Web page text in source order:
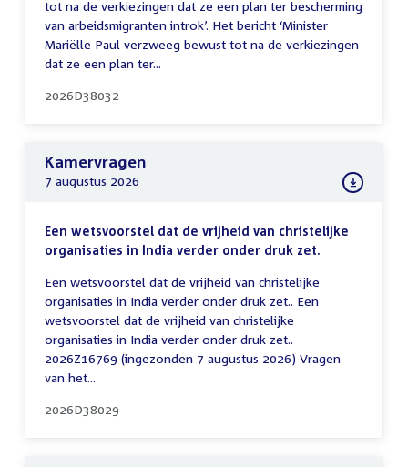
tot na de verkiezingen dat ze een plan ter bescherming
van arbeidsmigranten introk’. Het bericht ‘Minister
Mariëlle Paul verzweeg bewust tot na de verkiezingen
dat ze een plan ter...
2026D38032
Kamervragen
7 augustus 2026
Een wetsvoorstel dat de vrijheid van christelijke
organisaties in India verder onder druk zet.
Een wetsvoorstel dat de vrijheid van christelijke
organisaties in India verder onder druk zet.. Een
wetsvoorstel dat de vrijheid van christelijke
organisaties in India verder onder druk zet..
2026Z16769 (ingezonden 7 augustus 2026) Vragen
van het...
2026D38029